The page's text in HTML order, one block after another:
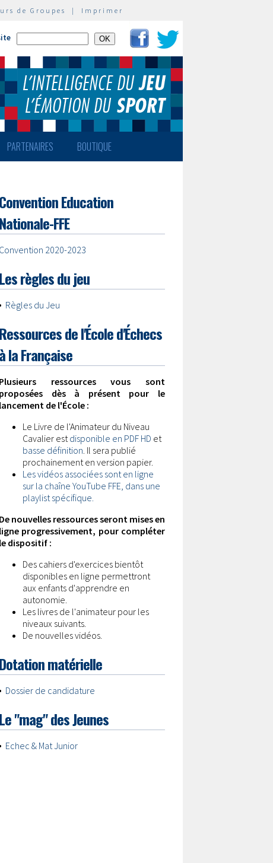
de Groupes | Imprimer
PARTENAIRES BOUTIQUE
Convention Education
Nationale-FFE
Convention 2020-2023
Les règles du jeu
• Règles du Jeu
Ressources de l'École d'Échecs
à la Française
Plusieurs ressources vous sont
proposées dès à présent pour le
lancement de l'École :
Le Livre de l'Animateur du Niveau
Cavalier est disponible en PDF HD et
basse définition . Il sera publié
prochainement en version papier.
Les vidéos associées sont en ligne
sur la chaîne YouTube FFE, dans une
playlist spécifique.
De nouvelles ressources seront mises en
ligne progressivement, pour compléter
le dispositif :
Des cahiers d'exercices bientôt
disponibles en ligne permettront
aux enfants d'apprendre en
autonomie.
Les livres de l'animateur pour les
niveaux suivants.
De nouvelles vidéos.
Dotation matérielle
• Dossier de candidature
Le "mag" des Jeunes
• Echec & Mat Junior